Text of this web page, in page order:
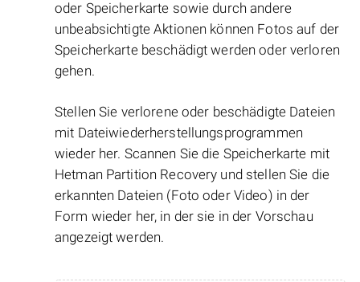
oder Speicherkarte sowie durch andere
unbeabsichtigte Aktionen können Fotos auf der
Speicherkarte beschädigt werden oder verloren
gehen.
Stellen Sie verlorene oder beschädigte Dateien
mit Dateiwiederherstellungsprogrammen
wieder her. Scannen Sie die Speicherkarte mit
Hetman Partition Recovery und stellen Sie die
erkannten Dateien (Foto oder Video) in der
Form wieder her, in der sie in der Vorschau
angezeigt werden.